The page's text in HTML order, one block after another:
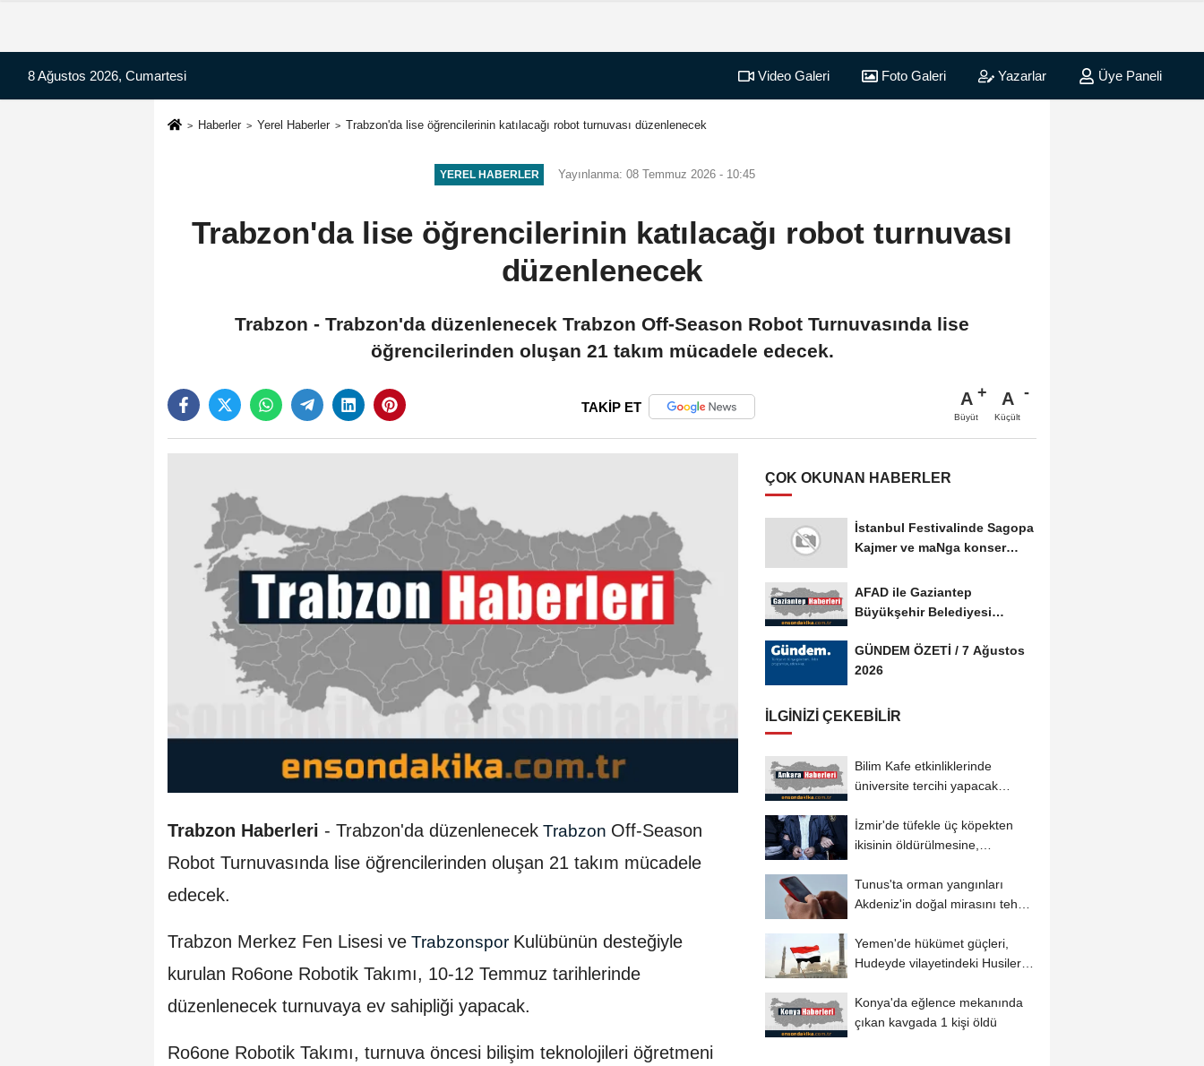
8 Ağustos 2026, Cumartesi Video Galeri Foto Galeri Yazarlar Üye Paneli
Haberler Yerel Haberler Trabzon'da lise öğrencilerinin katılacağı robot turnuvası düzenlenecek
YEREL HABERLER Yayınlanma: 08 Temmuz 2026 - 10:45
Trabzon'da lise öğrencilerinin katılacağı robot turnuvası
düzenlenecek
Trabzon - Trabzon'da düzenlenecek Trabzon Off-Season Robot Turnuvasında lise
öğrencilerinden oluşan 21 takım mücadele edecek.
TAKİP ET A
Büyüt
A
Küçült
Trabzon Haberleri - Trabzon'da düzenlenecek Trabzon Off-Season
Robot Turnuvasında lise öğrencilerinden oluşan 21 takım mücadele
edecek.
Trabzon Merkez Fen Lisesi ve Trabzonspor Kulübünün desteğiyle
kurulan Ro6one Robotik Takımı, 10-12 Temmuz tarihlerinde
düzenlenecek turnuvaya ev sahipliği yapacak.
Ro6one Robotik Takımı, turnuva öncesi bilişim teknolojileri öğretmeni
ÇOK OKUNAN HABERLER
İstanbul Festivalinde Sagopa
Kajmer ve maNga konser
AFAD ile Gaziantep
Büyükşehir Belediyesi
GÜNDEM ÖZETİ / 7 Ağustos
2026
İLGINIZI ÇEKEBILIR
Bilim Kafe etkinliklerinde
üniversite tercihi yapacak
İzmir'de tüfekle üç köpekten
ikisinin öldürülmesine,
Tunus'ta orman yangınları
Akdeniz'in doğal mirasını tehdit
Yemen'de hükümet güçleri,
Hudeyde vilayetindeki Husilere
Konya'da eğlence mekanında
çıkan kavgada 1 kişi öldü